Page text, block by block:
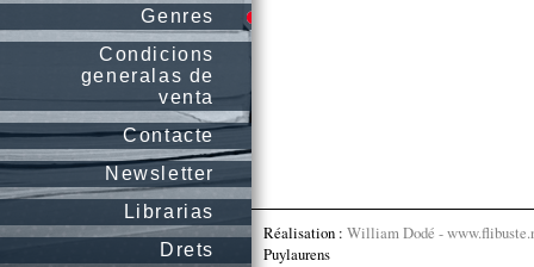
Genres
Condicions
generalas de
venta
Contacte
Newsletter
Librarias
Drets
Réalisation : William Dodé -
Puylaurens